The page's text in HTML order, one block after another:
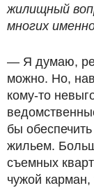
жилищный
многих
— Я думаю,
можно. Но,
кому-то
бы
жильем.
съемных
чужой карман,